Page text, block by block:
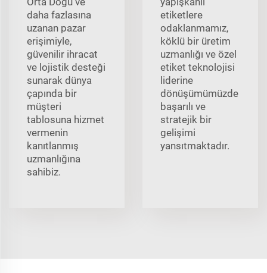
daha fazlasına
uzanan pazar
erişimiyle,
güvenilir ihracat
ve lojistik desteği
sunarak dünya
çapında bir
müşteri
tablosuna hizmet
vermenin
kanıtlanmış
uzmanlığına
sahibiz.
etiketlere
odaklanmamız,
köklü bir üretim
uzmanlığı ve özel
etiket teknolojisi
liderine
dönüşümümüzde
başarılı ve
stratejik bir
gelişimi
yansıtmaktadır.